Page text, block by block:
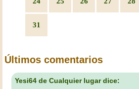
31
Últimos comentarios
Yesi64 de Cualquier lugar dice: